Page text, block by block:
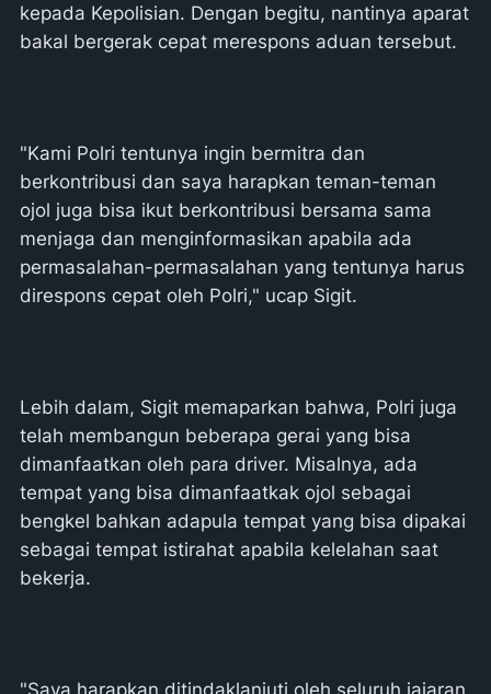
kepada Kepolisian. Dengan begitu, nantinya aparat
bakal bergerak cepat merespons aduan tersebut.
"Kami Polri tentunya ingin bermitra dan
berkontribusi dan saya harapkan teman-teman
ojol juga bisa ikut berkontribusi bersama sama
menjaga dan menginformasikan apabila ada
permasalahan-permasalahan yang tentunya harus
direspons cepat oleh Polri," ucap Sigit.
Lebih dalam, Sigit memaparkan bahwa, Polri juga
telah membangun beberapa gerai yang bisa
dimanfaatkan oleh para driver. Misalnya, ada
tempat yang bisa dimanfaatkak ojol sebagai
bengkel bahkan adapula tempat yang bisa dipakai
sebagai tempat istirahat apabila kelelahan saat
bekerja.
"Saya harapkan ditindaklanjuti oleh seluruh jajaran